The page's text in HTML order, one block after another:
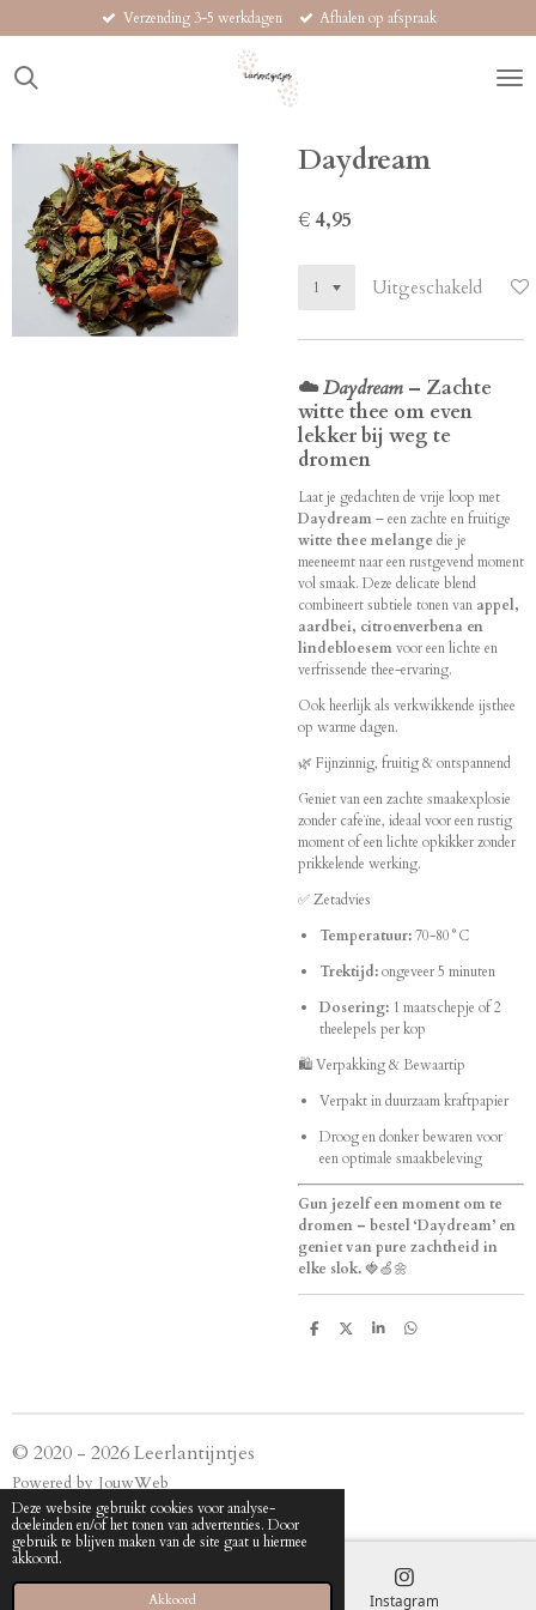
Deze website gebruikt cookies voor analyse-
doeleinden en/of het tonen van advertenties. Door
gebruik te blijven maken van de site gaat u hiermee
akkoord.
Akkoord
naar
de
Verzending 3-5 werkdagen Afhalen op afspraak
Daydream
€ 4,95
Uitgeschakeld
☁️Daydream – Zachte
witte thee om even
lekker bij weg te
dromen
Laat je gedachten de vrije loop met
Daydream– een zachte en fruitige
witte thee melange die je
meeneemt naar een rustgevend moment
vol smaak. Deze delicate blend
combineert subtiele tonen van appel,
aardbei, citroenverbena en
lindebloesemvoor een lichte en
verfrissende thee-ervaring.
Ook heerlijk als verkwikkende ijsthee
op warme dagen.
🌿 Fijnzinnig, fruitig & ontspannend
Geniet van een zachte smaakexplosie
zonder cafeïne, ideaal voor een rustig
moment of een lichte opkikker zonder
prikkelende werking.
✅ Zetadvies
Temperatuur:70-80°C
Trektijd:ongeveer 5 minuten
Dosering: 1 maatschepje of 2
theelepels per kop
🛍️ Verpakking & Bewaartip
Verpakt in duurzaam kraftpapier
Droog en donker bewaren voor
een optimale smaakbeleving
Gun jezelf een moment om te
dromen – bestel ‘Daydream’ en
geniet van pure zachtheid in
elke slok.🍓🍏🌼
D
D
S
D
© 2020 - 2026 Leerlantijntjes
Powered by JouwWeb
E-mailadres Instagram